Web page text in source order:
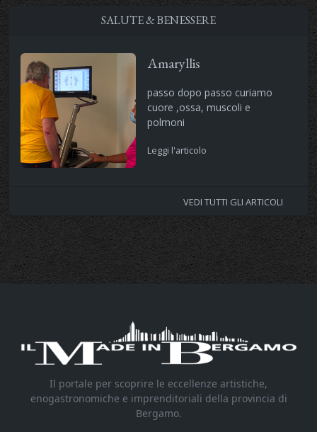
SALUTE & BENESSERE
Amaryllis
passo dopo passo curiamo
cuore ,ossa, muscoli e
polmoni
Leggi l'articolo
VEDI TUTTI GLI ARTICOLI
Il portale per scoprire le eccellenze artistiche,
enogastronomiche e imprenditoriali della provincia di
Bergamo.